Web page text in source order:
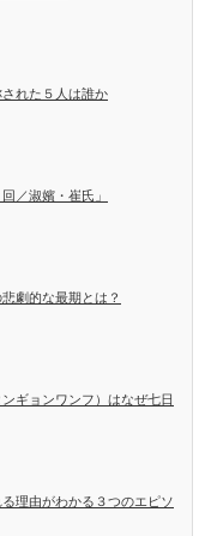
れた５人は誰か
／淑嬪・崔氏」
劇的な最期とは？
ギョンワンフ）はなぜ七日
理由がわかる３つのエピソ